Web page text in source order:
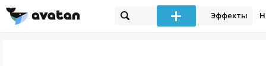
Эффекты